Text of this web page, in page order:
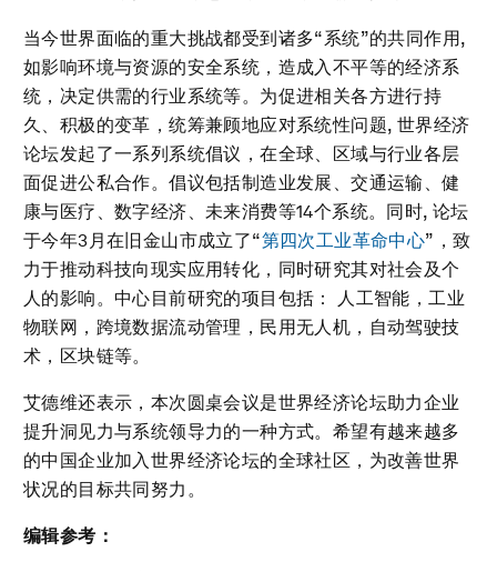
当今世界面临的重大挑战都受到诸多“系统”的共同作用,
如影响环境与资源的安全系统，造成入不平等的经济系
统，决定供需的行业系统等。为促进相关各方进行持
久、积极的变革，统筹兼顾地应对系统性问题, 世界经济
论坛发起了一系列系统倡议，在全球、区域与行业各层
面促进公私合作。倡议包括制造业发展、交通运输、健
康与医疗、数字经济、未来消费等14个系统。同时, 论坛
于今年3月在旧金山市成立了“第四次工业革命中心”，致
力于推动科技向现实应用转化，同时研究其对社会及个
人的影响。中心目前研究的项目包括： 人工智能，工业
物联网，跨境数据流动管理，民用无人机，自动驾驶技
术，区块链等。
艾德维还表示，本次圆桌会议是世界经济论坛助力企业
提升洞见力与系统领导力的一种方式。希望有越来越多
的中国企业加入世界经济论坛的全球社区，为改善世界
状况的目标共同努力。
编辑参考：